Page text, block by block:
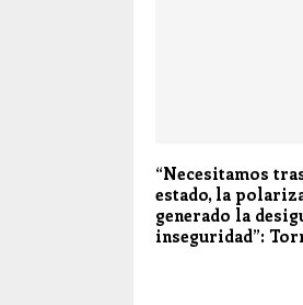
“Necesitamos
estado, la
generado la
inseguridad”: